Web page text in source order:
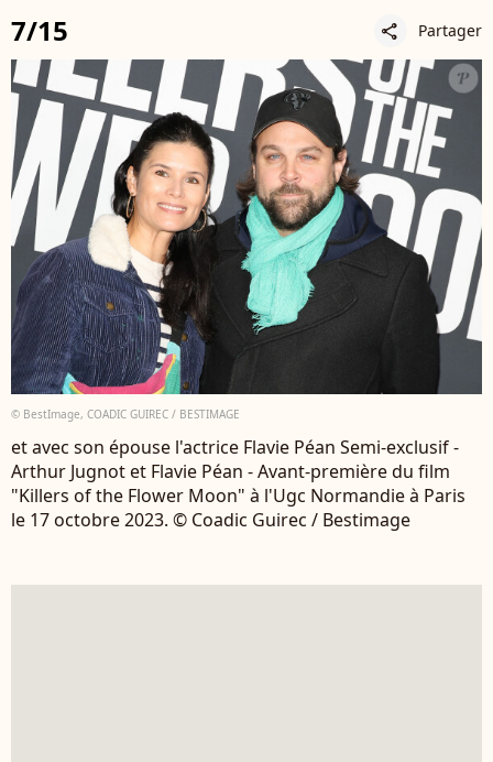
7/15 share Partager
© BestImage, COADIC GUIREC / BESTIMAGE
et avec son épouse l'actrice Flavie Péan Semi-exclusif -
Arthur Jugnot et Flavie Péan - Avant-première du film
"Killers of the Flower Moon" à l'Ugc Normandie à Paris
le 17 octobre 2023. © Coadic Guirec / Bestimage